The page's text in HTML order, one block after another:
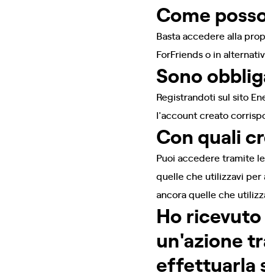
Come
Basta accedere alla
ForFriends o in
Sono
Registrandoti sul sito
l'account creato
Con quali
Puoi accedere tramite
quelle che utilizzavi per
ancora quelle che
Ho
un'azione
effettuarla